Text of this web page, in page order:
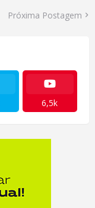
Próxima Postagem
6,5k